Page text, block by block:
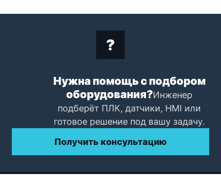
Нужна помощь с подбором
оборудования?Инженер
подберёт ПЛК, датчики, HMI или
готовое решение под вашу задачу.
Получить консультацию